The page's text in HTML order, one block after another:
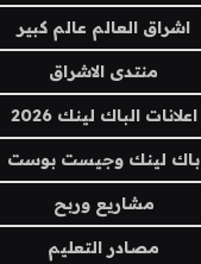
اشراق العالم عالم كبير
منتدى الاشراق
اعلانات الباك لينك 2026
باك لينك وجيست بوست
مشاريع وربح
مصادر التعليم